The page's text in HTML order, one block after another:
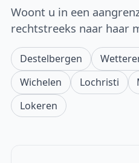
Woont u in een
rechtstreeks naar haar
Destelbergen
Wichelen
Lochristi
Lokeren